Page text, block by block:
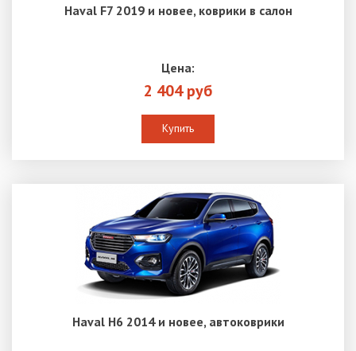
Haval F7 2019 и новее, коврики в салон
Цена:
2 404 руб
Купить
Haval H6 2014 и новее, автоковрики